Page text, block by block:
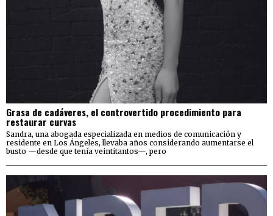
Grasa de cadáveres, el controvertido procedimiento para
restaurar curvas
Sandra, una abogada especializada en medios de comunicación y
residente en Los Ángeles, llevaba años considerando aumentarse el
busto —desde que tenía veintitantos—, pero